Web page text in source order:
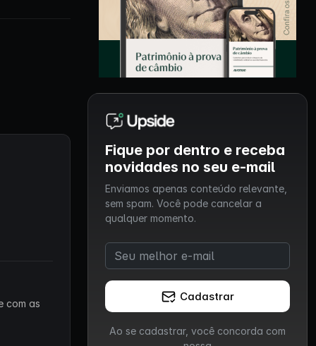
com as
Fique por dentro e receba
novidades no seu e-mail
Enviamos apenas conteúdo relevante,
sem spam. Você pode cancelar a
qualquer momento.
Cadastrar
Ao se cadastrar, você concorda com